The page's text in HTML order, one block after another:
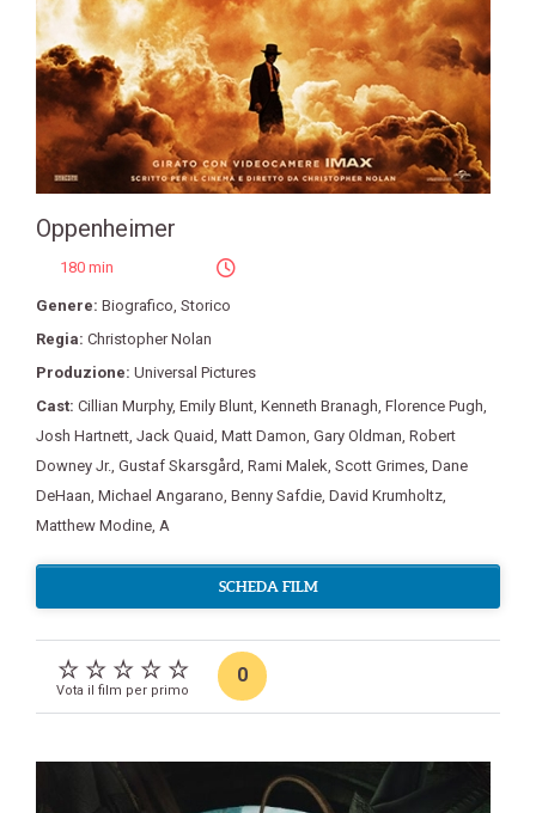
Oppenheimer
180 min
Genere: Biografico, Storico
Regia: Christopher Nolan
Produzione: Universal Pictures
Cast: Cillian Murphy, Emily Blunt, Kenneth Branagh, Florence Pugh,
Josh Hartnett, Jack Quaid, Matt Damon, Gary Oldman, Robert
Downey Jr., Gustaf Skarsgård, Rami Malek, Scott Grimes, Dane
DeHaan, Michael Angarano, Benny Safdie, David Krumholtz,
Matthew Modine, A
SCHEDA FILM
Vota il film per primo
0